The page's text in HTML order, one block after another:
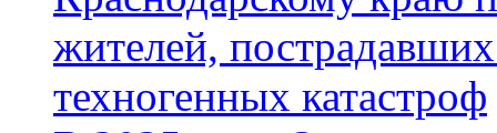
жителей,
техногенных катастроф